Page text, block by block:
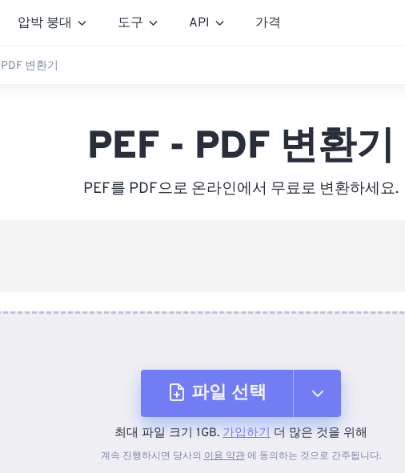
압박 붕대 도구 API 가격
변환기
PEF - PDF 변환기
PEF를 PDF으로 온라인에서 무료로 변환하세요.
파일 선택
장치에서
최대 파일 크기 1GB. 가입하기 더 많은 것을 위해
계속 진행하시면 당사의 이용 약관에 동의하는 것으로 간주됩니다.